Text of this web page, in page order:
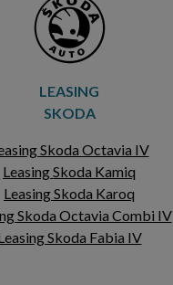
LEASING
SKODA
Skoda Octavia IV
Leasing Skoda Kamiq
Leasing Skoda Karoq
Skoda Octavia Combi IV
Skoda Fabia IV